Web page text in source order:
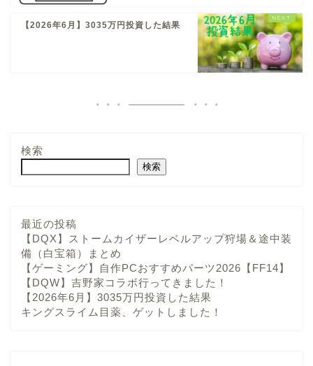
【2026年6月】3035万円投資した結果
検索
検索
最近の投稿
【DQX】ストームカイザーレベルアップ狩場＆途中装
備（白宝箱）まとめ
【ゲーミング】自作PCおすすめパーツ2026【FF14】
【DQW】吉野家コラボ行ってきました！
【2026年6月】3035万円投資した結果
キングスライム目薬、ゲットしました！